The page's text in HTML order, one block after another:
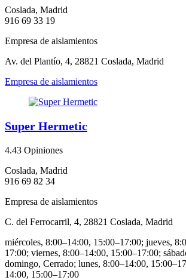
Coslada, Madrid
916 69 33 19
Empresa de aislamientos
Av. del Plantío, 4, 28821 Coslada, Madrid
Empresa de aislamientos
Super Hermetic
4.43 Opiniones
Coslada, Madrid
916 69 82 34
Empresa de aislamientos
C. del Ferrocarril, 4, 28821 Coslada, Madrid
miércoles, 8:00–14:00, 15:00–17:00; jueves,
17:00; viernes, 8:00–14:00, 15:00–17:00;
domingo, Cerrado; lunes, 8:00–14:00,
14:00, 15:00–17:00